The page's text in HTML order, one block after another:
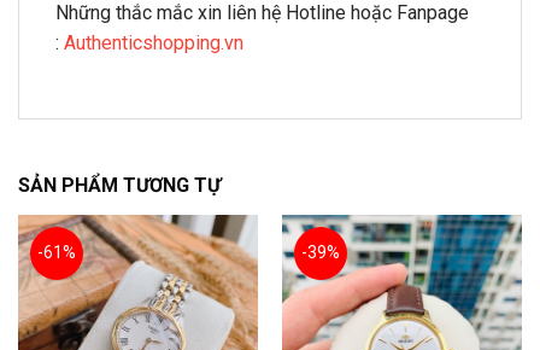
Những thắc mắc xin liên hệ Hotline hoặc Fanpage
: Authenticshopping.vn
SẢN PHẨM TƯƠNG TỰ
-61% -39%